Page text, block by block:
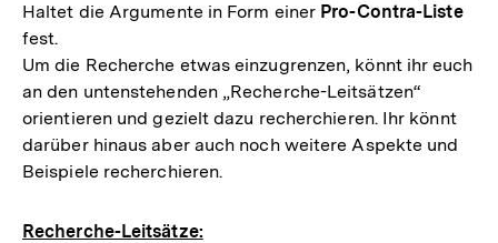
Haltet die Argumente in Form einer Pro-Contra-Liste
fest.
Um die Recherche etwas einzugrenzen, könnt ihr euch
an den untenstehenden „Recherche-Leitsätzen“
orientieren und gezielt dazu recherchieren. Ihr könnt
darüber hinaus aber auch noch weitere Aspekte und
Beispiele recherchieren.
Recherche-Leitsätze: